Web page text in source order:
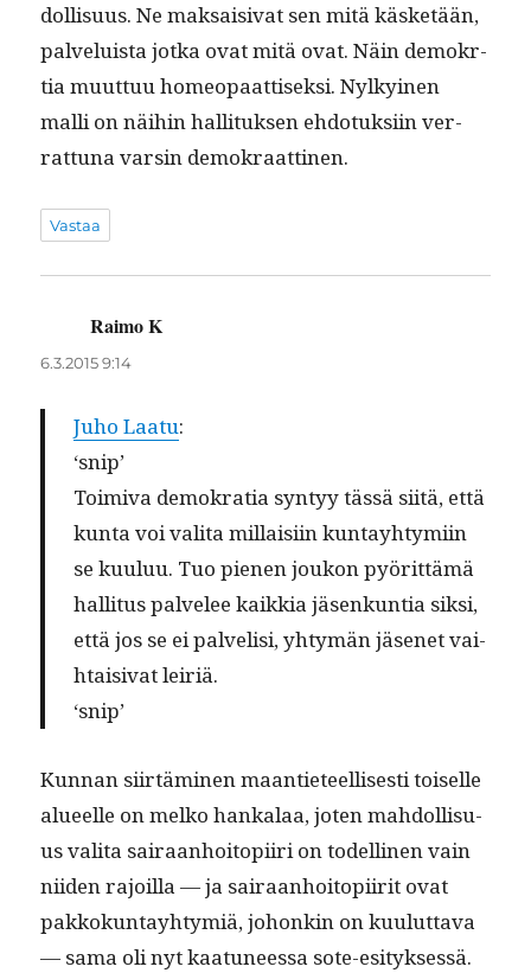
dol­lisu­us. Ne mak­saisi­vat sen mitä käs­ketään,
palveluista jot­ka ovat mitä ovat. Näin demokr­
tia muut­tuu home­opaat­tisek­si. Nylkyi­nen
malli on näi­hin hal­li­tuk­sen ehdo­tuk­si­in ver­
rat­tuna varsin demokraattinen.
Vastaa
Raimo Ksanoo:
6.3.2015 9:14
Juho Laatu:
‘snip’
Toimi­va demokra­tia syn­tyy tässä siitä, että
kun­ta voi vali­ta mil­laisi­in kun­tay­htymi­in
se kuu­luu. Tuo pienen joukon pyörit­tämä
hal­li­tus palvelee kaikkia jäsenkun­tia sik­si,
että jos se ei palvelisi, yhtymän jäsenet vai­
h­taisi­vat leiriä.
‘snip’
Kun­nan siirtämi­nen maanti­eteel­lis­es­ti toiselle
alueelle on melko han­kalaa, joten mah­dol­lisu­
us vali­ta sairaan­hoitopi­iri on todel­li­nen vain
niiden rajoil­la — ja sairaan­hoitopi­ir­it ovat
pakkokun­tay­htymiä, johonkin on kuu­lut­ta­va
— sama oli nyt kaatuneessa sote-esityksessä.